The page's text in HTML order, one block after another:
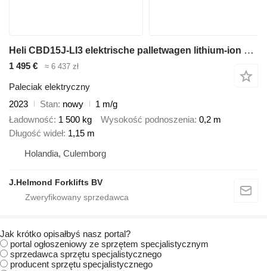
Heli CBD15J-LI3 elektrische palletwagen lithium-ion nieuw
1 495 € ≈ 6 437 zł
Paleciak elektryczny
2023
Stan nowy
1 m/g
Ładowność 1 500 kg Wysokość podnoszenia 0,2 m
Długość wideł 1,15 m
Holandia, Culemborg
J.Helmond Forklifts BV
Jak krótko opisałbyś nasz portal?
portal ogłoszeniowy ze sprzętem specjalistycznym
sprzedawca sprzętu specjalistycznego
producent sprzętu specjalistycznego